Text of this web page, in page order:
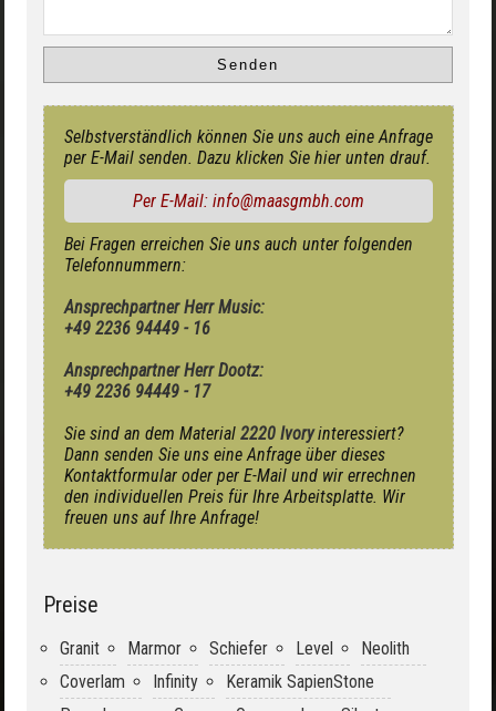
Selbstverständlich können Sie uns auch eine Anfrage
per E-Mail senden. Dazu klicken Sie hier unten drauf.
Per E-Mail: info@maasgmbh.com
Bei Fragen erreichen Sie uns auch unter folgenden
Telefonnummern:
Ansprechpartner Herr Music:
+49 2236 94449 - 16
Ansprechpartner Herr Dootz:
+49 2236 94449 - 17
Sie sind an dem Material 2220 Ivoryinteressiert?
Dann senden Sie uns eine Anfrage über dieses
Kontaktformular oder per E-Mail und wir errechnen
den individuellen Preis für Ihre Arbeitsplatte. Wir
freuen uns auf Ihre Anfrage!
Preise
Granit Marmor Schiefer Level
Neolith
Coverlam
Infinity
Keramik SapienStone